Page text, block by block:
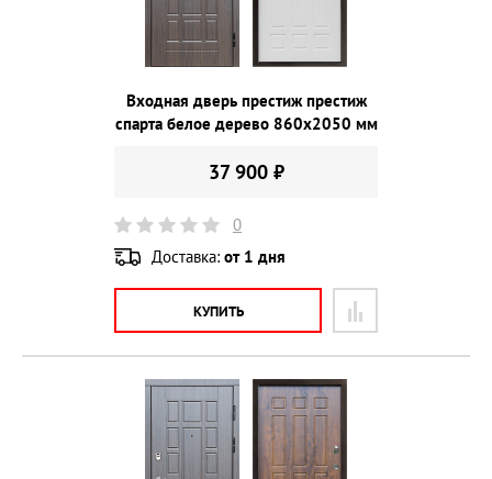
Входная дверь престиж престиж
спарта белое дерево 860х2050 мм
37 900 ₽
0
Доставка: от 1 дня
КУПИТЬ